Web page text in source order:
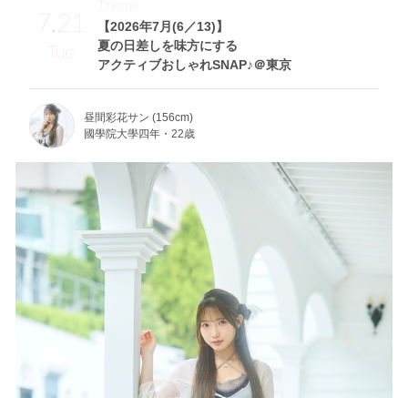
7.21
Tue
【2026年7月(6／13)】
夏の日差しを味方にする
アクティブおしゃれSNAP♪＠東京
Theme
昼間彩花サン (156cm)
國學院大學四年・22歳